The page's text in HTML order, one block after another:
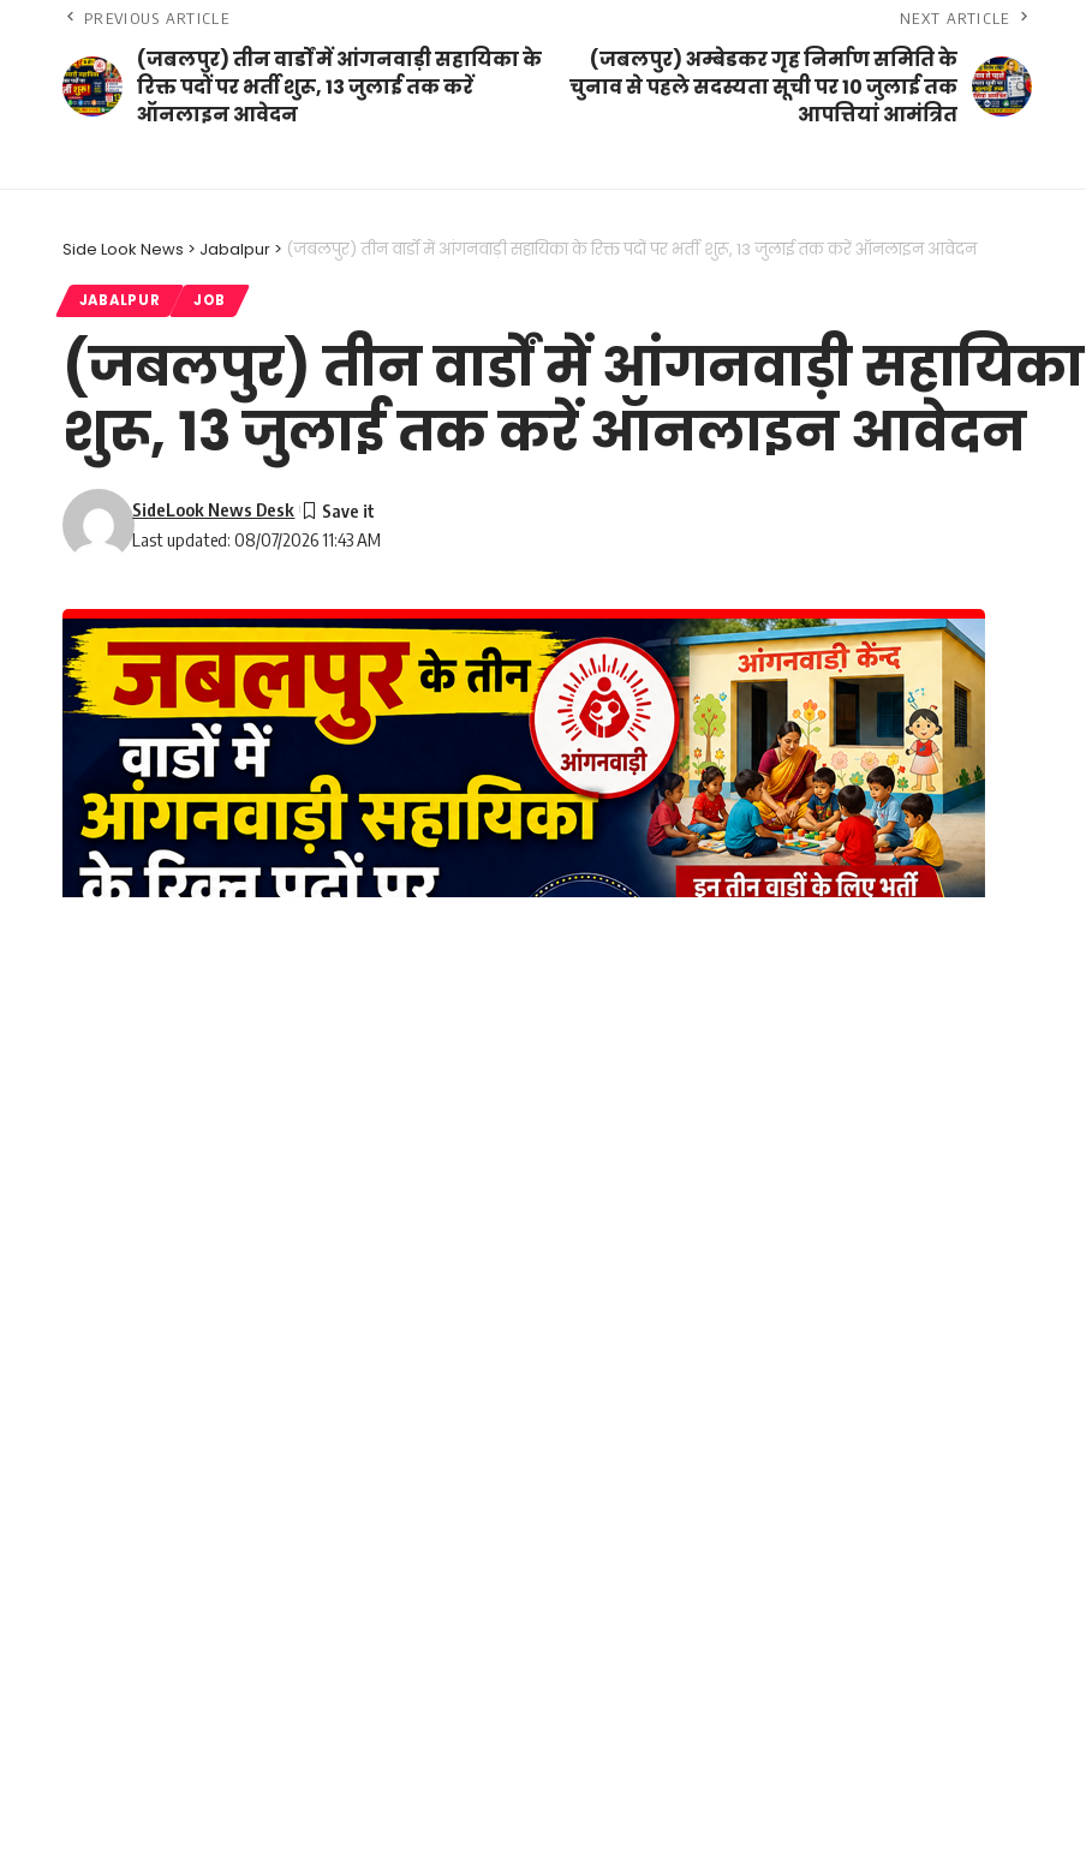
PREVIOUS ARTICLE
(जबलपुर) तीन वार्डों में आंगनवाड़ी सहायिका के
रिक्त पदों पर भर्ती शुरू, 13 जुलाई तक करें
ऑनलाइन आवेदन
NEXT ARTICLE
(जबलपुर) अम्बेडकर गृह निर्माण समिति के
चुनाव से पहले सदस्यता सूची पर 10 जुलाई तक
आपत्तियां आमंत्रित
Side Look News > Jabalpur > (जबलपुर) तीन वार्डों में आंगनवाड़ी सहायिका के रिक्त पदों पर भर्ती शुरू, 13 जुलाई तक करें ऑनलाइन आवेदन
JABALPUR JOB
(जबलपुर) तीन वार्डों में आंगनवाड़ी सहायिका
शुरू, 13 जुलाई तक करें ऑनलाइन आवेदन
Last updated: 08/07/2026 11:43 AM
SideLook News Desk